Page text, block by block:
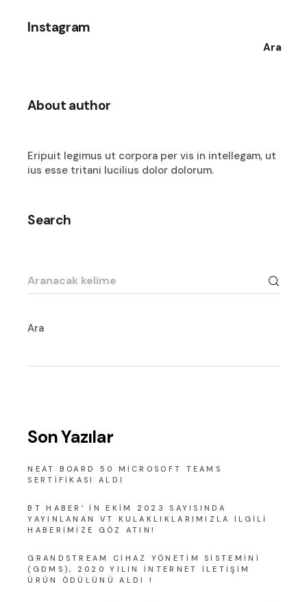
Instagram
About author
Eripuit legimus ut corpora per vis in intellegam, ut
ius esse tritani lucilius dolor dolorum.
Search
for:
Ara
Ara
Son Yazılar
NEAT BOARD 50 MICROSOFT TEAMS
SERTIFIKASI ALDI
BT HABER’ IN EKIM 2023 SAYISINDA
YAYINLANAN VT KULAKLIKLARIMIZLA ILGILI
HABERIMIZE GÖZ ATIN!
GRANDSTREAM CIHAZ YÖNETIM SISTEMINI
(GDMS), 2020 YILIN İNTERNET İLETIŞIM
ÜRÜN ÖDÜLÜNÜ ALDI !